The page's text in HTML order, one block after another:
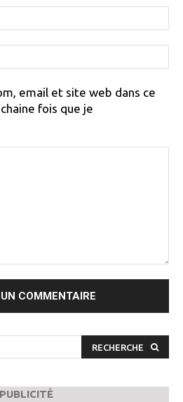
:
:
email et site web dans ce
fois que je
RECHERCHE
PUBLICITÉ